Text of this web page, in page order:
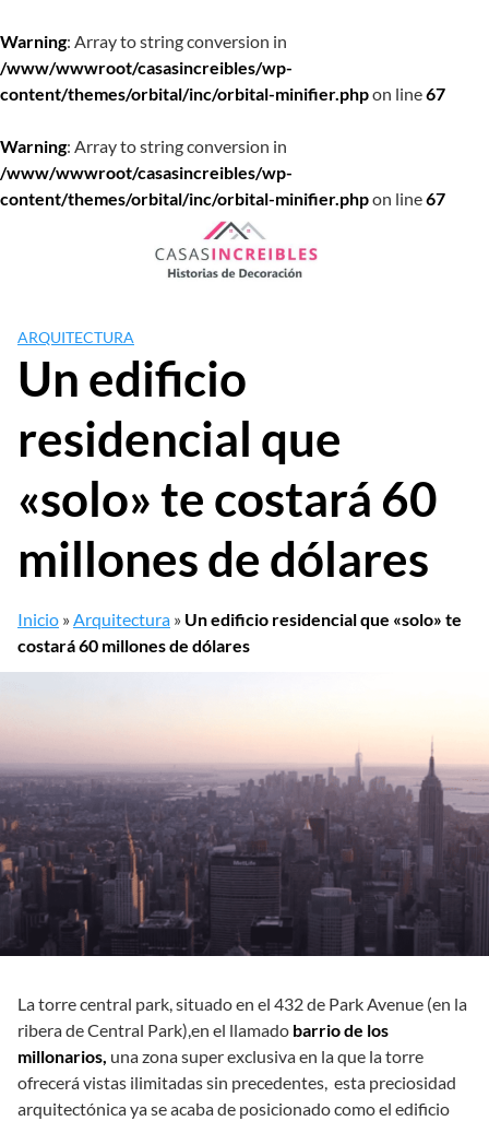
Warning: Array to string conversion in
/www/wwwroot/casasincreibles/wp-
content/themes/orbital/inc/orbital-minifier.phpon line67
Warning: Array to string conversion in
/www/wwwroot/casasincreibles/wp-
content/themes/orbital/inc/orbital-minifier.phpon line67
ARQUITECTURA
Un edificio
residencial que
«solo» te costará 60
millones de dólares
Inicio »Arquitectura » Un edificio residencial que «solo» te
costará 60 millones de dólares
La torre central park, situado en el 432 de Park Avenue (en la
ribera de Central Park),en el llamado barrio de los
millonarios, una zona super exclusiva en la que la torre
ofrecerá vistas ilimitadas sin precedentes, esta preciosidad
arquitectónica ya se acaba de posicionado como el edificio